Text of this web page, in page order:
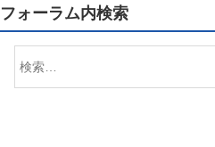
フォーラム内検索